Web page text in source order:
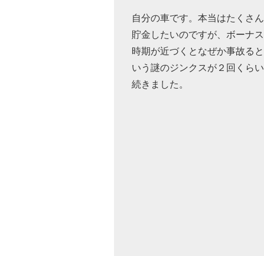
自分の車です。本当はたくさん
貯金したいのですが、ボーナス
時期が近づくとなぜか事故ると
いう謎のジンクスが２回くらい
続きました。